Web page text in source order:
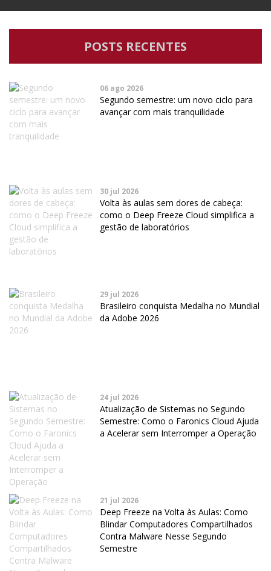
POSTS RECENTES
06 ago 2026
Segundo semestre: um novo ciclo para
avançar com mais tranquilidade
30 jul 2026
Volta às aulas sem dores de cabeça:
como o Deep Freeze Cloud simplifica a
gestão de laboratórios
29 jul 2026
Brasileiro conquista Medalha no Mundial
da Adobe 2026
24 jul 2026
Atualização de Sistemas no Segundo
Semestre: Como o Faronics Cloud Ajuda
a Acelerar sem Interromper a Operação
21 jul 2026
Deep Freeze na Volta às Aulas: Como
Blindar Computadores Compartilhados
Contra Malware Nesse Segundo
Semestre